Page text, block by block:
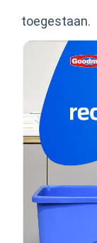
toegestaan.